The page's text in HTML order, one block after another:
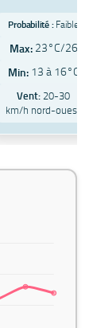
Probabilité : Faible
Max: 23°C/26
Min: 13 à 16°C
Vent: 20-30
km/h nord-ouest